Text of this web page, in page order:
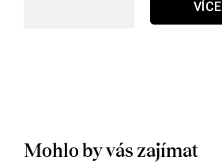
VÍCE
Mohlo by vás zajímat